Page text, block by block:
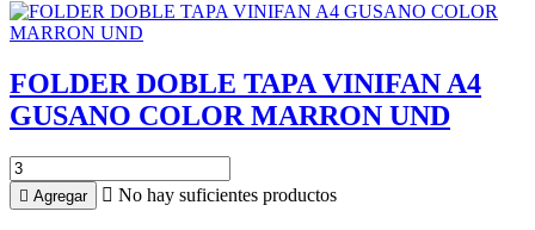
FOLDER DOBLE TAPA VINIFAN A4
GUSANO COLOR MARRON UND
 Agregar  No hay suficientes productos